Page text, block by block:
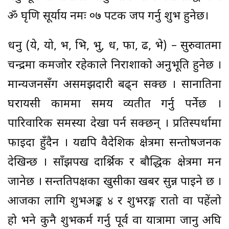
ॐ घृणि सूर्याय नमः ०७ पटक जप गर्नु शुभ हुनेछ।
धनु (ये, यो, भ, भि, भु, ध, फा, ढ, भे) – सुरुवातमा
चन्द्रमा कमजोर रहेकाले निराशाको अनुभूति हुनेछ ।
मान्यजनसँग असमझदारी बढ्न सक्छ । सानातिना
घरायसी काममा समय व्यतीत गर्नु पर्नेछ ।
पारिवारिक समस्या देखा पर्न सक्छन् । प्रतिस्पर्धामा
फाइदा हुँदैन । यद्यपि वैदेशिक क्षेत्रमा सन्तोषजनक
देखिन्छ । साँझपख दार्श्निक र बौद्धिक क्षेत्रमा मन
जानेछ । सन्ततिपक्षका खुसीका खबर सुन्न पाइने छ ।
आजका लागि शुभअङ्क ४ र शुभरङ्ग रातो वा पहेंलो
हो भने कुनै शुभकर्म गर्नु पूर्व वा यात्रामा जानु अघि